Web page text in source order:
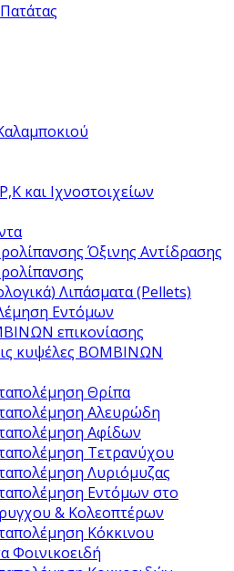
και Ιχνοστοιχείων
Όξινης Αντίδρασης
Λιπάσματα (Pellets)
Εντόμων
επικονίασης
κυψέλες ΒΟΜΒΙΝΩΝ
Θρίπα
Αλευρώδη
Αφίδων
Τετρανύχου
Λυριόμυζας
Εντόμων στο
& Κολεοπτέρων
Κόκκινου
Φοινικοειδή